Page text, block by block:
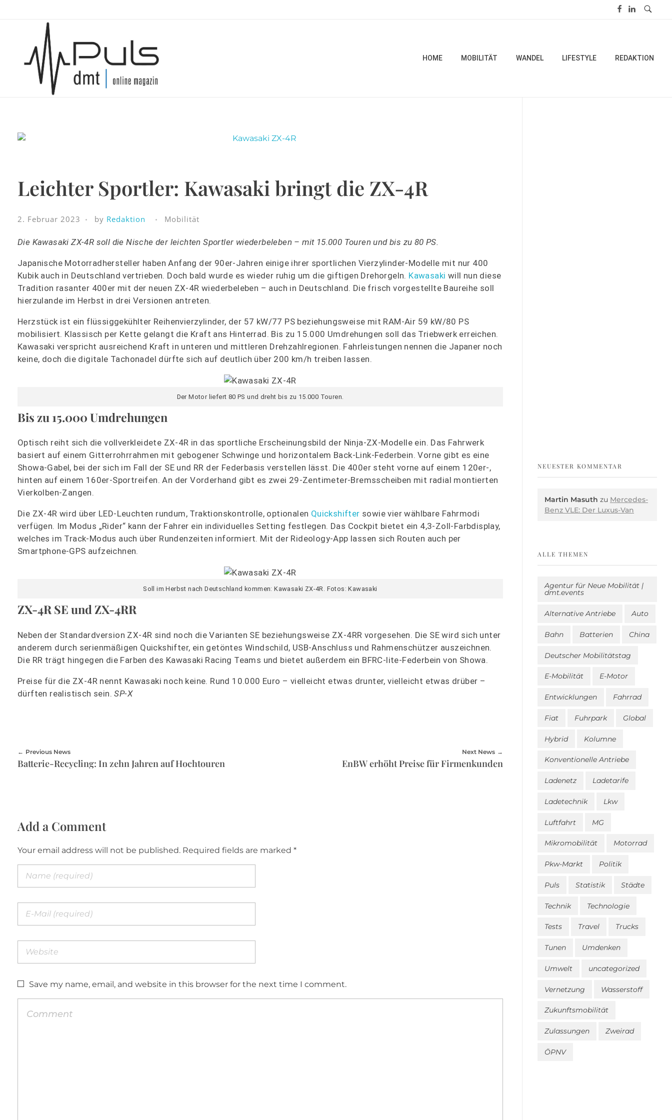
Puls Magazin
Zukunft der Mobilität
HOME MOBILITÄT WANDEL LIFESTYLE REDAKTION
Leichter Sportler: Kawasaki bringt die ZX-4R
2. Februar 2023 by Redaktion Mobilität
Die Kawasaki ZX-4R soll die Nische der leichten Sportler wiederbeleben – mit 15.000 Touren und bis zu 80 PS.
Japanische Motorradhersteller haben Anfang der 90er-Jahren einige ihrer sportlichen Vierzylinder-Modelle mit nur 400
Kubik auch in Deutschland vertrieben. Doch bald wurde es wieder ruhig um die giftigen Drehorgeln. Kawasaki will nun diese
Tradition rasanter 400er mit der neuen ZX-4R wiederbeleben – auch in Deutschland. Die frisch vorgestellte Baureihe soll
hierzulande im Herbst in drei Versionen antreten.
Herzstück ist ein flüssiggekühlter Reihenvierzylinder, der 57 kW/77 PS beziehungsweise mit RAM-Air 59 kW/80 PS
mobilisiert. Klassisch per Kette gelangt die Kraft ans Hinterrad. Bis zu 15.000 Umdrehungen soll das Triebwerk erreichen.
Kawasaki verspricht ausreichend Kraft in unteren und mittleren Drehzahlregionen. Fahrleistungen nennen die Japaner noch
keine, doch die digitale Tachonadel dürfte sich auf deutlich über 200 km/h treiben lassen.
Der Motor liefert 80 PS und dreht bis zu 15.000 Touren.
Bis zu 15.000 Umdrehungen
Optisch reiht sich die vollverkleidete ZX-4R in das sportliche Erscheinungsbild der Ninja-ZX-Modelle ein. Das Fahrwerk
basiert auf einem Gitterrohrrahmen mit gebogener Schwinge und horizontalem Back-Link-Federbein. Vorne gibt es eine
Showa-Gabel, bei der sich im Fall der SE und RR der Federbasis verstellen lässt. Die 400er steht vorne auf einem 120er-,
hinten auf einem 160er-Sportreifen. An der Vorderhand gibt es zwei 29-Zentimeter-Bremsscheiben mit radial montierten
Vierkolben-Zangen.
Die ZX-4R wird über LED-Leuchten rundum, Traktionskontrolle, optionalen Quickshifter sowie vier wählbare Fahrmodi
verfügen. Im Modus „Rider“ kann der Fahrer ein individuelles Setting festlegen. Das Cockpit bietet ein 4,3-Zoll-Farbdisplay,
welches im Track-Modus auch über Rundenzeiten informiert. Mit der Rideology-App lassen sich Routen auch per
Smartphone-GPS aufzeichnen.
Soll im Herbst nach Deutschland kommen: Kawasaki ZX-4R. Fotos: Kawasaki
ZX-4R SE und ZX-4RR
Neben der Standardversion ZX-4R sind noch die Varianten SE beziehungsweise ZX-4RR vorgesehen. Die SE wird sich unter
anderem durch serienmäßigen Quickshifter, ein getöntes Windschild, USB-Anschluss und Rahmenschützer auszeichnen.
Die RR trägt hingegen die Farben des Kawasaki Racing Teams und bietet außerdem ein BFRC-lite-Federbein von Showa.
Preise für die ZX-4R nennt Kawasaki noch keine. Rund 10.000 Euro – vielleicht etwas drunter, vielleicht etwas drüber –
dürften realistisch sein.SP-X
Previous News
Batterie-Recycling: In zehn Jahren auf Hochtouren
Next News
EnBW erhöht Preise für Firmenkunden
Add a Comment
Your email address will not be published. Required fields are marked *
Save my name, email, and website in this browser for the next time I comment.
NEUESTER KOMMENTAR
Martin Masuth zu Mercedes-
Benz VLE: Der Luxus-Van
ALLE THEMEN
Agentur für Neue Mobilität |
dmt.events
Alternative Antriebe Auto
Bahn Batterien China
Deutscher Mobilitätstag
E-Mobilität E-Motor
Entwicklungen Fahrrad
Fiat Fuhrpark Global
Hybrid Kolumne
Konventionelle Antriebe
Ladenetz Ladetarife
Ladetechnik Lkw
Luftfahrt MG
Mikromobilität Motorrad
Pkw-Markt Politik
Puls Statistik Städte
Technik Technologie
Tests Travel Trucks
Tunen Umdenken
Umwelt uncategorized
Vernetzung Wasserstoff
Zukunftsmobilität
Zulassungen Zweirad
ÖPNV